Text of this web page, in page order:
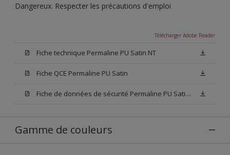
Dangereux. Respecter les précautions d'emploi
Télécharger Adobe Reader
Fiche technique Permaline PU Satin NT
Fiche QCE Permaline PU Satin
Fiche de données de sécurité Permaline PU Satin NT
Gamme de couleurs